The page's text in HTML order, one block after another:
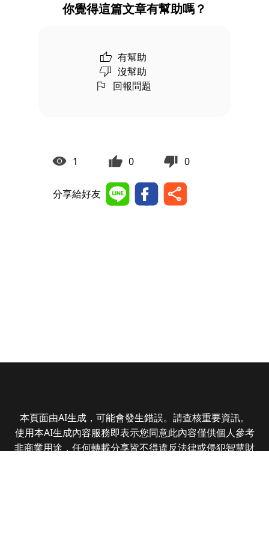
你覺得這篇文章有幫助嗎？
有幫助
沒幫助
回報問題
1 0 0
分享給好友
本頁面由AI生成，可能會發生錯誤。請查核重要資訊。
使用本AI生成內容服務即表示您同意此內容僅供個人參考
非商業用途，任何轉載分享皆不得違反法律或侵犯智慧財